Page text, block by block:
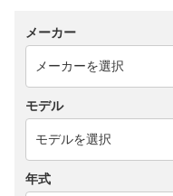
メーカー
モデル
年式